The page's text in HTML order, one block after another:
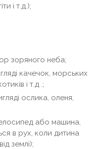
і т.д.);
зоряного неба;
качечок, морських
і т.д .;
ослика, оленя,
або машина,
в рух, коли дитина
землі);